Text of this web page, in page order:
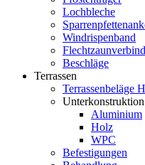
Lochbleche
Windrispenband
Beschläge
Terrassen
Terrassenbeläge
Unterkonstruktion
Aluminium
Holz
WPC
Befestigungen